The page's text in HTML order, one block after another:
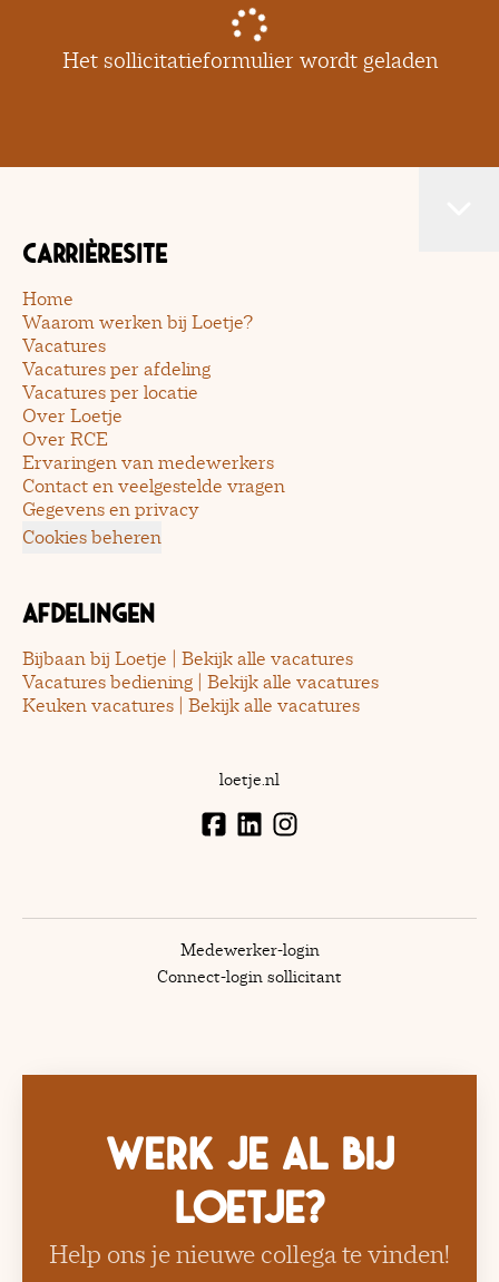
Het sollicitatieformulier wordt geladen
Carrièresite
Home
Waarom werken bij Loetje?
Vacatures
Vacatures per afdeling
Vacatures per locatie
Over Loetje
Over RCE
Ervaringen van medewerkers
Contact en veelgestelde vragen
Gegevens en privacy
Cookies beheren
Afdelingen
Bijbaan bij Loetje | Bekijk alle vacatures
Vacatures bediening | Bekijk alle vacatures
Keuken vacatures | Bekijk alle vacatures
loetje.nl
Medewerker-login
Connect-login sollicitant
Werk je al bij
Loetje?
Help ons je nieuwe collega te vinden!